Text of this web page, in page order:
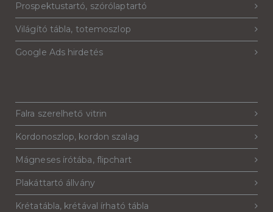
Prospektustartó, szórólaptartó
Világító tábla, totemoszlop
Google Ads hirdetés
Falra szerelhető vitrin
Kordonoszlop, kordon szalag
Mágneses írótába, flipchart
Plakáttartó állvány
Krétatábla, krétával írható tábla